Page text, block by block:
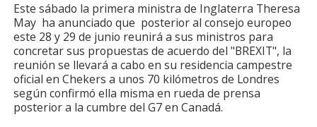
Este sábado la primera ministra de Inglaterra Theresa
May ha anunciado que posterior al consejo europeo
este 28 y 29 de junio reunirá a sus ministros para
concretar sus propuestas de acuerdo del "BREXIT", la
reunión se llevará a cabo en su residencia campestre
oficial en Chekers a unos 70 kilómetros de Londres
según confirmó ella misma en rueda de prensa
posterior a la cumbre del G7 en Canadá.